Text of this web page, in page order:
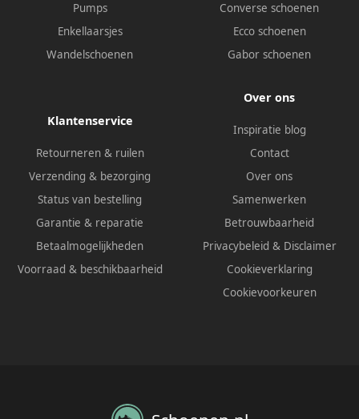
Pumps
Enkellaarsjes
Wandelschoenen
Converse schoenen
Ecco schoenen
Gabor schoenen
Klantenservice
Retourneren & ruilen
Verzending & bezorging
Status van bestelling
Garantie & reparatie
Betaalmogelijkheden
Voorraad & beschikbaarheid
Over ons
Inspiratie blog
Contact
Over ons
Samenwerken
Betrouwbaarheid
Privacybeleid & Disclaimer
Cookieverklaring
Cookievoorkeuren